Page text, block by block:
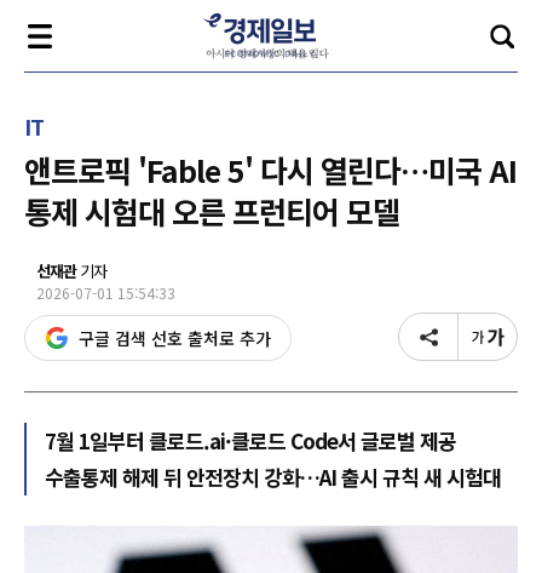
IT
앤트로픽 'Fable 5' 다시 열린다…미국 AI
통제 시험대 오른 프런티어 모델
선재관기자
2026-07-01 15:54:33
구글 검색 선호 출처로 추가
7월 1일부터 클로드.ai·클로드 Code서 글로벌 제공
수출통제 해제 뒤 안전장치 강화…AI 출시 규칙 새 시험대